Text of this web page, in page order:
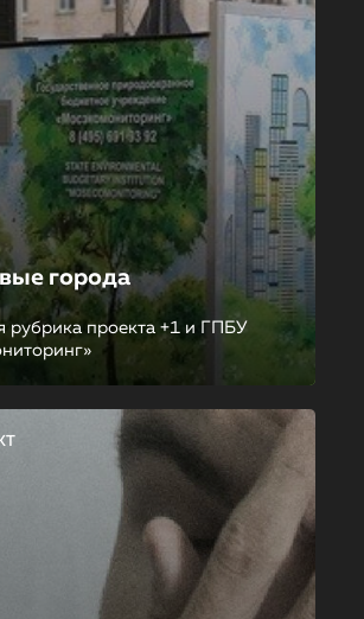
города
рубрика проекта +1 и ГПБУ